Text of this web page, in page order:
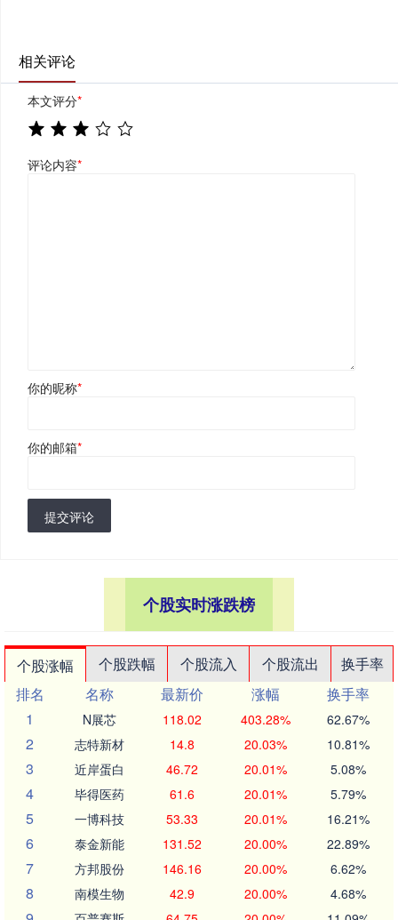
相关评论
本文评分*
评论内容*
你的昵称*
你的邮箱*
提交评论
个股实时涨跌榜
个股涨幅 个股跌幅 个股流入 个股流出
换手率
排名
名称 最新价 涨幅
换手率
1
N展芯 118.02 403.28% 62.67%
2 志特新材 14.8 20.03% 10.81%
3 近岸蛋白 46.72 20.01% 5.08%
4 毕得医药 61.6 20.01% 5.79%
5 一博科技 53.33 20.01% 16.21%
6 泰金新能 131.52 20.00% 22.89%
7 方邦股份 146.16 20.00% 6.62%
8 南模生物 42.9 20.00% 4.68%